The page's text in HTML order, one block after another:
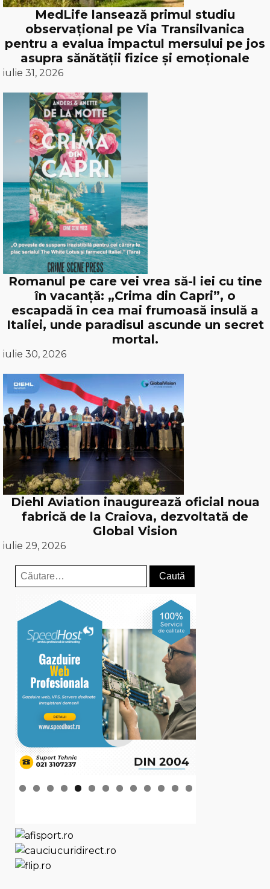
MedLife lansează primul studiu
observațional pe Via Transilvanica
pentru a evalua impactul mersului pe jos
asupra sănătății fizice și emoționale
iulie 31, 2026
Romanul pe care vei vrea să-l iei cu tine
în vacanță: „Crima din Capri”, o
escapadă în cea mai frumoasă insulă a
Italiei, unde paradisul ascunde un secret
mortal.
iulie 30, 2026
Diehl Aviation inaugurează oficial noua
fabrică de la Craiova, dezvoltată de
Global Vision
iulie 29, 2026
Caută
după: